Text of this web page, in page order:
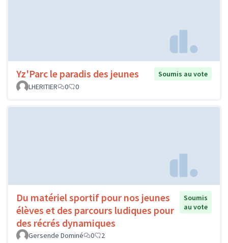
Yz'Parc le paradis des jeunes
Soumis au vote
LHERITIER
0 0
Du matériel sportif pour nos jeunes
élèves et des parcours ludiques pour
des récrés dynamiques
Soumis
au vote
Gersende Dominé 0 2